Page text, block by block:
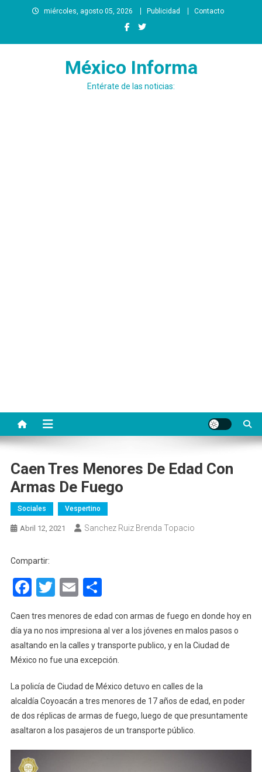
miércoles, agosto 05, 2026 Publicidad Contacto
México Informa
Entérate de las noticias:
Caen Tres Menores De Edad Con
Armas De Fuego
Sociales Vespertino
Abril 12, 2021 Sanchez Ruiz Brenda Topacio
Compartir:
Facebook
Twitter
EmailCompartir
Caen tres menores de edad con armas de fuego en donde hoy en
día ya no nos impresiona al ver a los jóvenes en malos pasos o
asaltando en la calles y transporte publico, y en la Ciudad de
México no fue una excepción.
La policía de Ciudad de México detuvo en calles de la
alcaldía Coyoacán a tres menores de 17 años de edad, en poder
de dos réplicas de armas de fuego, luego de que presuntamente
asaltaron a los pasajeros de un transporte público.